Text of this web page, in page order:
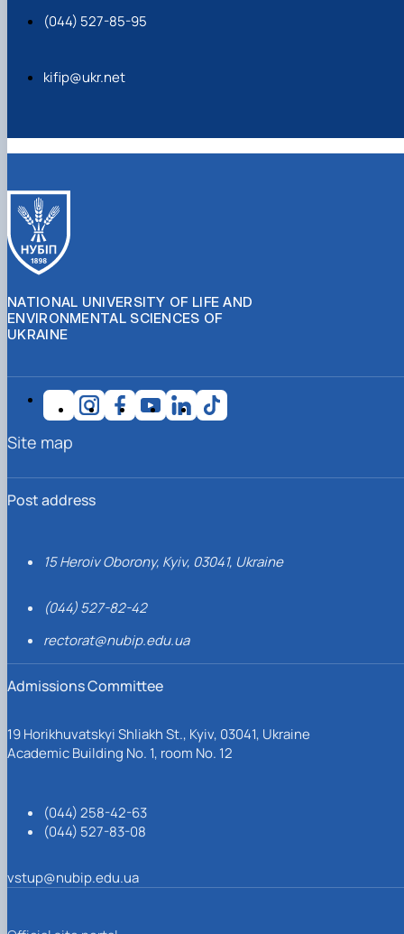
(044) 527-85-95
kifip@ukr.net
NATIONAL UNIVERSITY OF LIFE AND
ENVIRONMENTAL SCIENCES OF
UKRAINE
Post address
15 Heroiv Oborony, Kyiv, 03041, Ukraine
(044) 527-82-42
rectorat@nubip.edu.ua
Admissions Committee
19 Horikhuvatskyi Shliakh St., Kyiv, 03041, Ukraine
Academic Building No. 1, room No. 12
(044) 258-42-63
(044) 527-83-08
vstup@nubip.edu.ua
Site map